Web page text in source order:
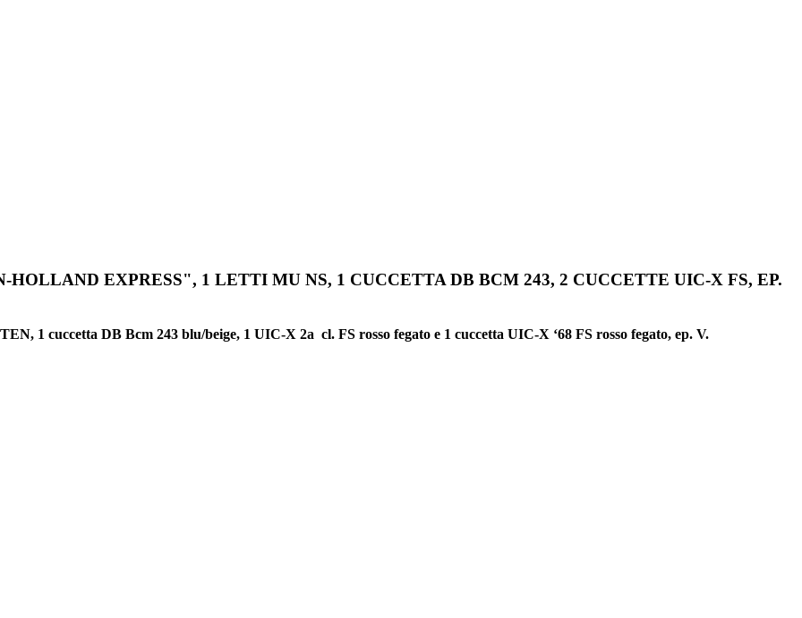
EXPRESS", 1 LETTI MU NS, 1 CUCCETTA DB BCM 243, 2 CUCCETTE UIC-X FS, EP.
1 cuccetta DB Bcm 243 blu/beige, 1 UIC-X 2a cl. FS rosso fegato e 1 cuccetta UIC-X ‘68 FS rosso fegato, ep. V.